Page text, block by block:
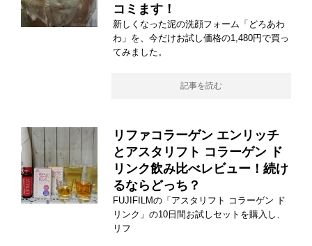
コミます！
新しくなった泥の洗顔フォーム「どろあわ
わ」を、今だけお試し価格の1,480円で買っ
てみました。
記事を読む
リファコラーゲン エンリッチ
とアスタリフト コラーゲン ド
リンク飲み比べレビュー！続け
るならどっち？
FUJIFILMの「アスタリフト コラーゲン ド
リンク」の10日間お試しセットを購入し、
リフ